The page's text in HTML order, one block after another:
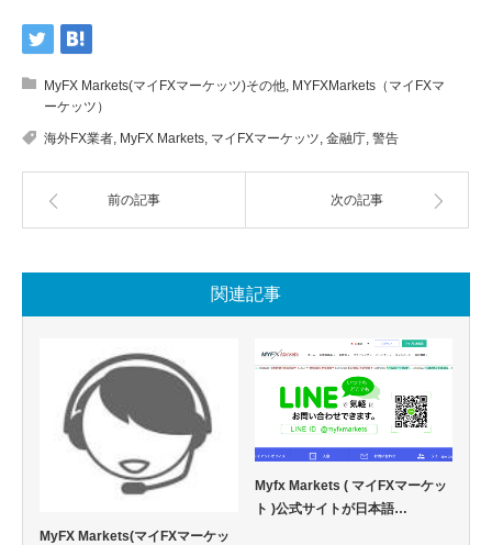
MyFX Markets(マイFXマーケッツ)その他, MYFXMarkets（マイFXマ
ーケッツ）
海外FX業者, MyFX Markets, マイFXマーケッツ, 金融庁, 警告
前の記事 次の記事
関連記事
MyFX Markets(マイFXマーケッ
Myfx Markets ( マイFXマーケッ
ト )公式サイトが日本語…